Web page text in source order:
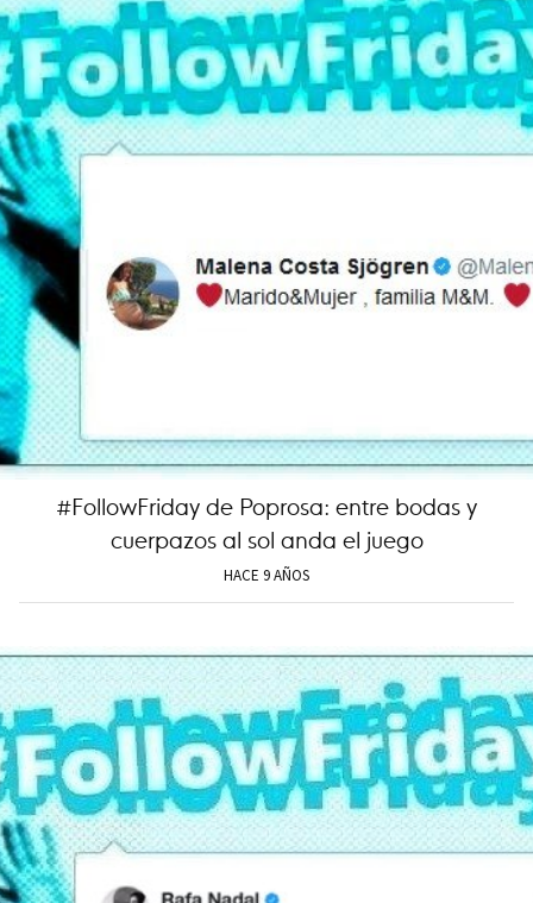
#FollowFriday de Poprosa: entre bodas y
cuerpazos al sol anda el juego
HACE 9 AÑOS